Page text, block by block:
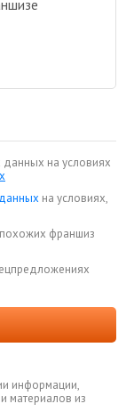
на условиях
на условиях,
франшиз
информации,
материалов из